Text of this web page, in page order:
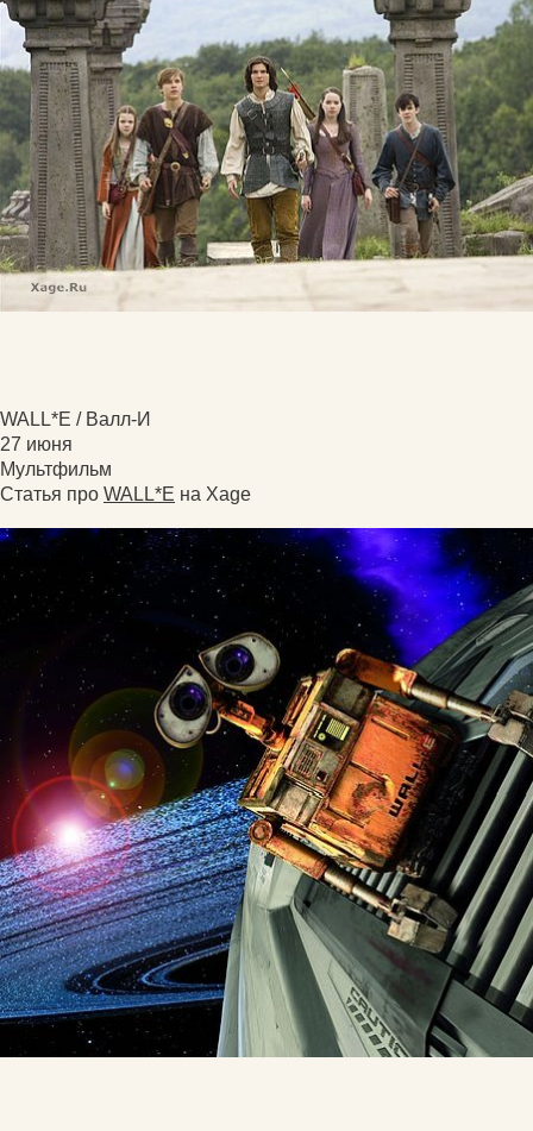
WALL*E / Валл-И
27 июня
Мультфильм
Статья про WALL*E на Xage